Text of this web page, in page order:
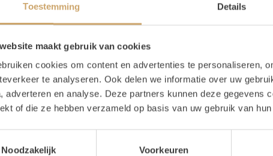
Toestemming Details
maakt gebruik van cookies
cookies om content en advertenties te personaliseren,
te analyseren. Ook delen we informatie over uw
adverteren en analyse. Deze partners kunnen deze gegevens
of die ze hebben verzameld op basis van uw gebruik van
Noodzakelijk
Voorkeuren
Producteigenschappen
Lengte
Breedte